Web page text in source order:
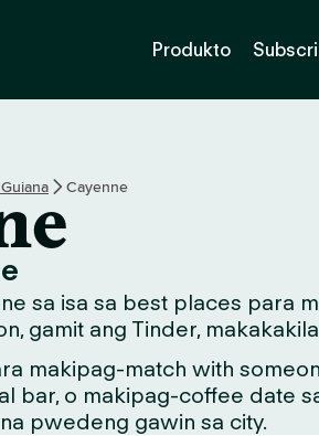
Produkto
Cayenne
sa isa sa best places para
gamit ang Tinder,
makipag-match with
bar, o makipag-coffee date
pwedeng gawin sa city.